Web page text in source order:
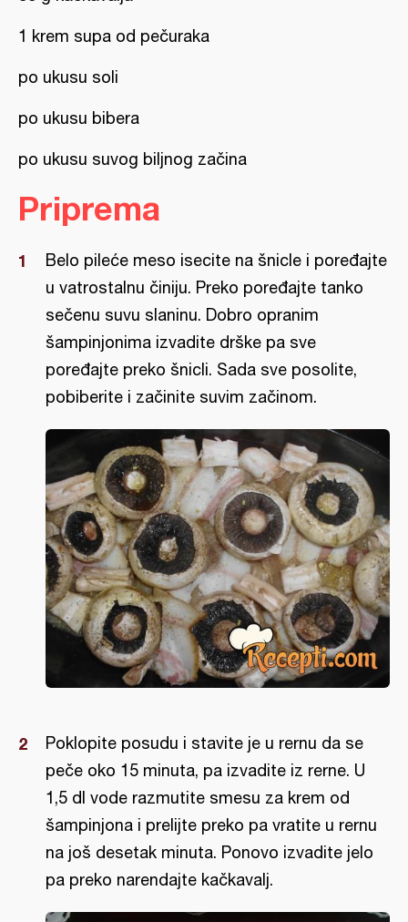
1 krem supa od pečuraka
po ukusu soli
po ukusu bibera
po ukusu suvog biljnog začina
Priprema
Belo pileće meso isecite na šnicle i poređajte
u vatrostalnu činiju. Preko poređajte tanko
sečenu suvu slaninu. Dobro opranim
šampinjonima izvadite drške pa sve
poređajte preko šnicli. Sada sve posolite,
pobiberite i začinite suvim začinom.
Poklopite posudu i stavite je u rernu da se
peče oko 15 minuta, pa izvadite iz rerne. U
1,5 dl vode razmutite smesu za krem od
šampinjona i prelijte preko pa vratite u rernu
na još desetak minuta. Ponovo izvadite jelo
pa preko narendajte kačkavalj.